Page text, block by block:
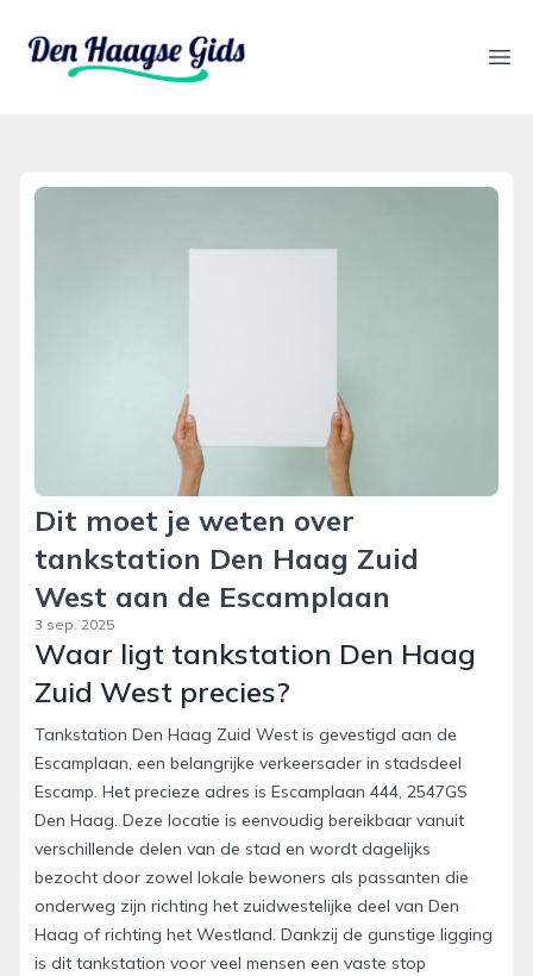
denhaagsegids.nl
Dit moet je weten over
tankstation Den Haag Zuid
West aan de Escamplaan
3 sep. 2025
Waar ligt tankstation Den Haag
Zuid West precies?
Tankstation Den Haag Zuid West is gevestigd aan de
Escamplaan, een belangrijke verkeersader in stadsdeel
Escamp. Het precieze adres is Escamplaan 444, 2547GS
Den Haag. Deze locatie is eenvoudig bereikbaar vanuit
verschillende delen van de stad en wordt dagelijks
bezocht door zowel lokale bewoners als passanten die
onderweg zijn richting het zuidwestelijke deel van Den
Haag of richting het Westland. Dankzij de gunstige ligging
is dit tankstation voor veel mensen een vaste stop